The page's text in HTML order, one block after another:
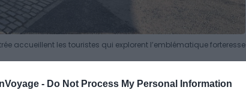
- Do Not Process My Personal Information
accueillent les touristes qui explorent l’emblématique forteresse
Joyaux de la Couronne (Honours of Scotland), la
Hall et les panoramas depuis les remparts. C’est